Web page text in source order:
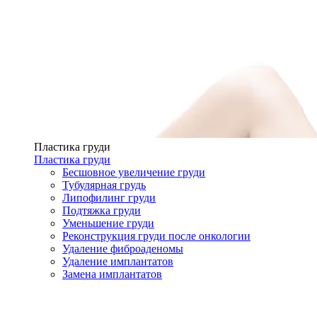
Пластика груди
Пластика груди
Бесшовное увеличение груди
Тубулярная грудь
Липофилинг груди
Подтяжка груди
Уменьшение груди
Реконструкция груди после онкологии
Удаление фиброаденомы
Удаление имплантатов
Замена имплантатов